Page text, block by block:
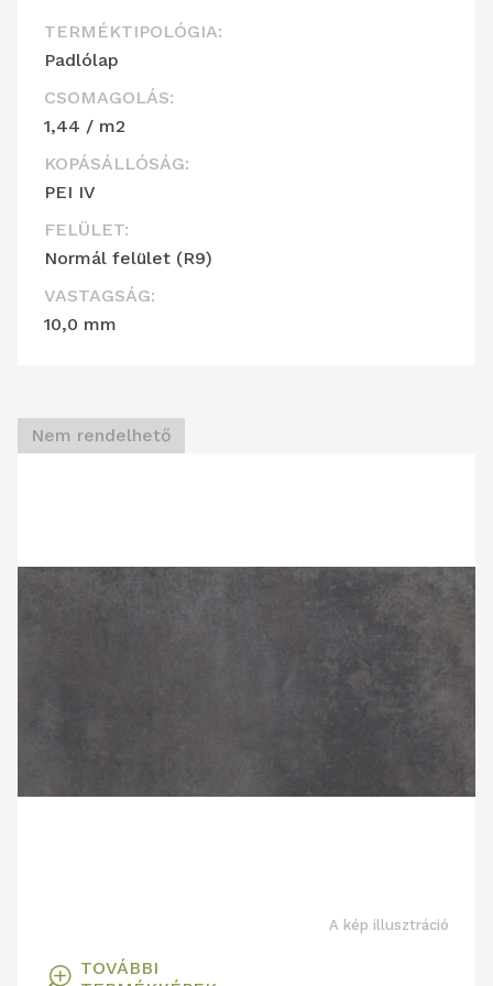
TERMÉKTIPOLÓGIA:
Padlólap
CSOMAGOLÁS:
1,44 / m2
KOPÁSÁLLÓSÁG:
PEI IV
FELÜLET:
Normál felület (R9)
VASTAGSÁG:
10,0 mm
Nem rendelhető
A kép illusztráció
T TOVÁBBI